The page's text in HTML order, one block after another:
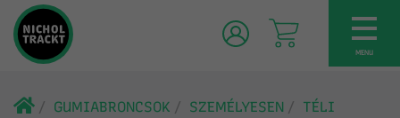
MENU
GUMIABRONCSOK SZEMÉLYESEN
TÉLI